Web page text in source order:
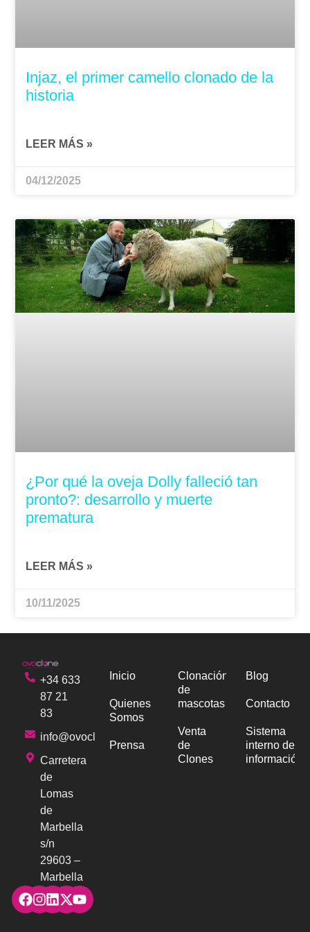
Injaz, el primer camello clonado de la
historia
LEER MÁS »
04/12/2025
¿Por qué la oveja Dolly falleció tan
pronto?: desarrollo y muerte
prematura
LEER MÁS »
10/11/2025
+34 633
87 21
83
info@ovoclone.com
Carretera
de
Lomas
de
Marbella
s/n
29603 –
Marbella
Inicio
Quienes
Somos
Prensa
Clonación
de
mascotas
Venta
de
Clones
Blog
Contacto
Sistema
interno de
información